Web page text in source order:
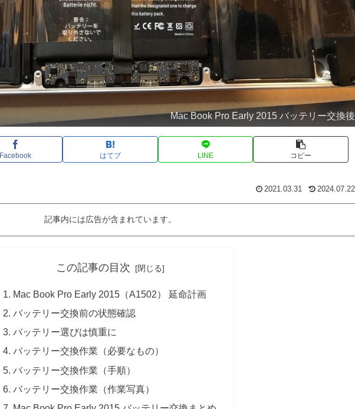
Mac Book Pro Early 2015 バッテリー交換後
Facebook はてブ LINE コピー
2021.03.31 2024.07.22
記事内には広告が含まれています。
この記事の目次
Mac Book Pro Early 2015（A1502） 延命計画
バッテリー交換前の状態確認
バッテリー選びは慎重に
バッテリー交換作業（必要なもの）
バッテリー交換作業（手順）
バッテリー交換作業（作業写真）